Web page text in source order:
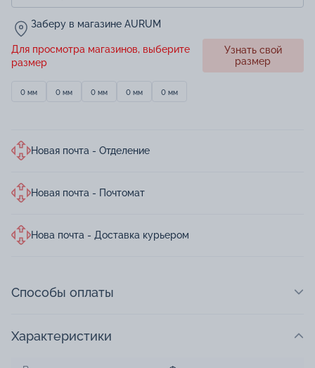
Заберу в магазине AURUM
Для просмотра магазинов, выберите
размер
Узнать свой
размер
0 мм 0 мм 0 мм 0 мм 0 мм
Новая почта - Отделение
Новая почта - Почтомат
Нова почта - Доставка курьером
Способы оплаты
Характеристики